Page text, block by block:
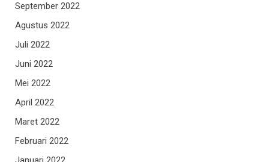
September 2022
Agustus 2022
Juli 2022
Juni 2022
Mei 2022
April 2022
Maret 2022
Februari 2022